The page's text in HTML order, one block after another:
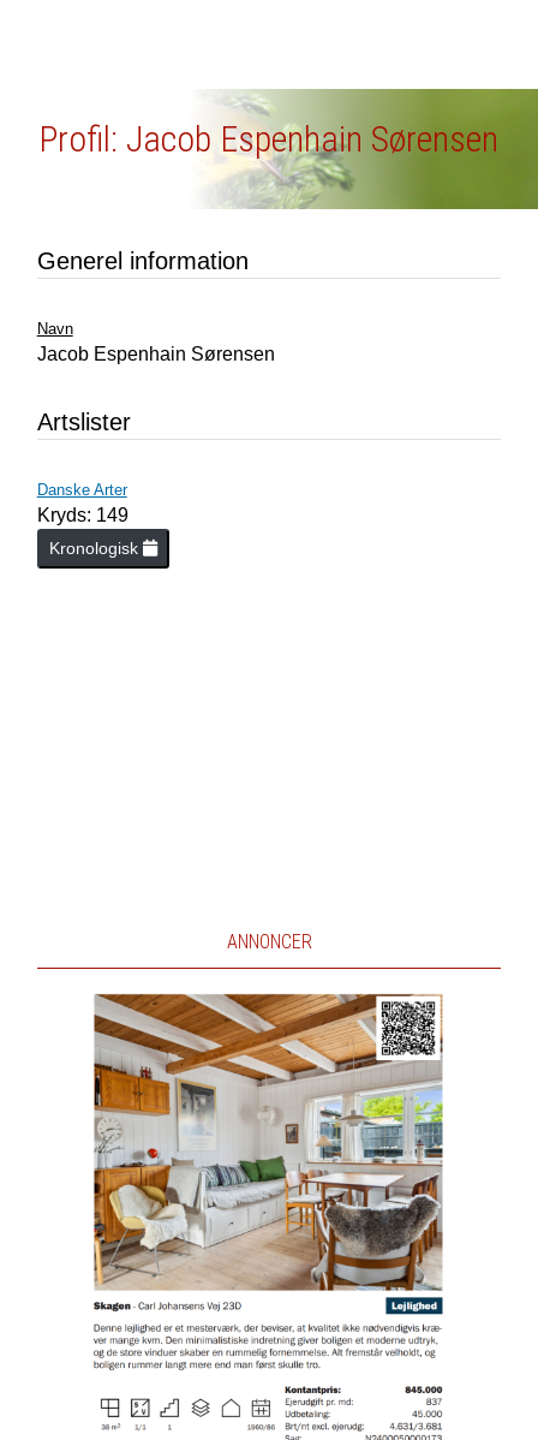
Profil: Jacob Espenhain Sørensen
Generel information
Navn
Jacob Espenhain Sørensen
Artslister
Danske Arter
Kryds: 149
Kronologisk
ANNONCER